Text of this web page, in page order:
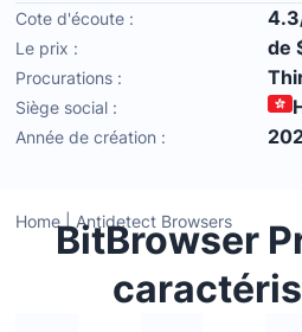
Cote d'écoute :
Le prix :
de
Procurations :
Siège social :
Année de création :
Home| Antidetect Browsers
BitBrowser